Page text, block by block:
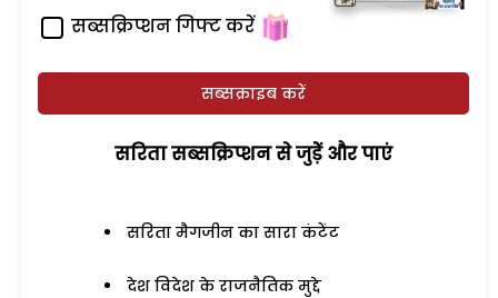
सब्सक्रिप्शन गिफ्ट करें
सब्सक्राइब करें
सरिता सब्सक्रिप्शन से जुड़ेें और पाएं
सरिता मैगजीन का सारा कंटेंट
देश विदेश के राजनैतिक मुद्दे